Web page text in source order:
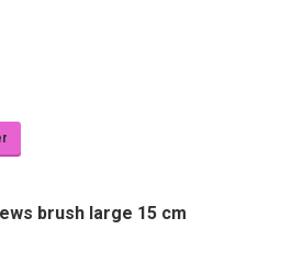
brush large 15 cm